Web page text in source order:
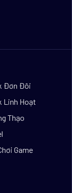
Đơn Đôi
Linh Hoạt
Thạo
Game